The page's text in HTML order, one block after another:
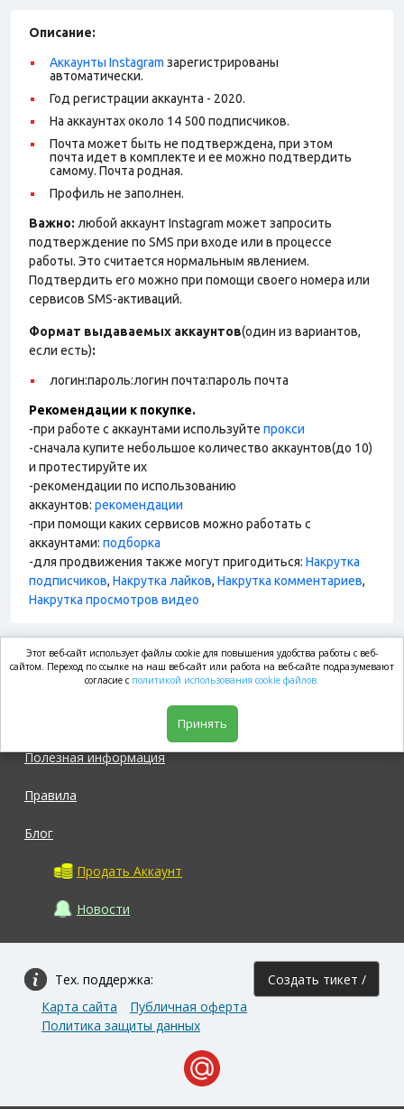
Описание:
Аккаунты Instagram зарегистрированы
автоматически.
Год регистрации аккаунта - 2020.
На аккаунтах около 14 500 подписчиков.
Почта может быть не подтверждена, при этом
почта идет в комплекте и ее можно подтвердить
самому. Почта родная.
Профиль не заполнен.
Важно: любой аккаунт Instagram может запросить
подтверждение по SMS при входе или в процессе
работы. Это считается нормальным явлением.
Подтвердить его можно при помощи своего номера или
сервисов SMS-активаций.
Формат выдаваемых аккаунтов(один из вариантов,
если есть):
логин:пароль:логин почта:пароль почта
Рекомендации к покупке.
-при работе с аккаунтами используйте прокси
-сначала купите небольшое количество аккаунтов(до 10)
и протестируйте их
-рекомендации по использованию
аккаунтов: рекомендации
-при помощи каких сервисов можно работать с
аккаунтами: подборка
-для продвижения также могут пригодиться: Накрутка
подписчиков, Накрутка лайков, Накрутка комментариев,
Накрутка просмотров видео
market.com
Полезная информация
Правила
Блог
Продать Аккаунт
Новости
Тех. поддержка: Создать тикет /
Карта сайта
Публичная оферта
Политика защиты данных
Этот веб-сайт использует файлы cookie для повышения удобства работы с веб-
сайтом. Переход по ссылке на наш веб-сайт или работа на веб-сайте подразумевают
согласие с политикой использования cookie файлов.
Принять